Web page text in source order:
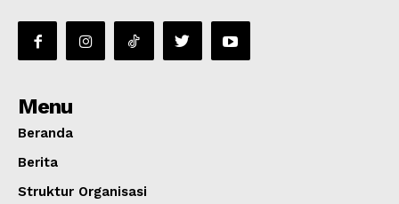
Menu
Beranda
Berita
Struktur Organisasi